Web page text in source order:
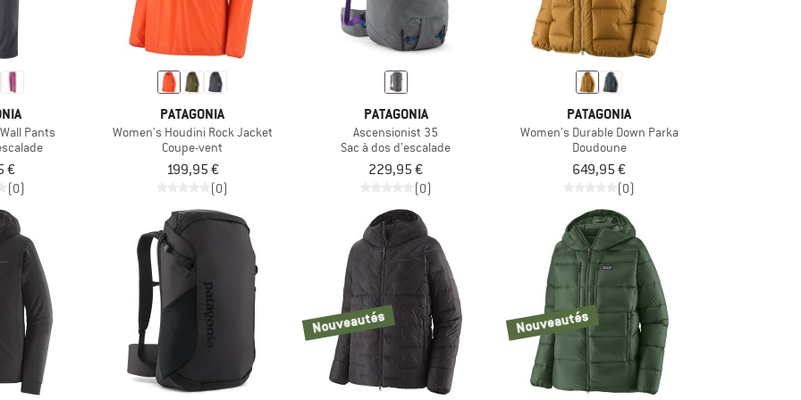
Pants
€
(0)
PATAGONIA
Women's Houdini Rock Jacket
Coupe-vent
199,95 €
(0)
PATAGONIA
Ascensionist 35
Sac à dos d'escalade
229,95 €
(0)
PATAGONIA
Women's Durable Down Parka
Doudoune
649,95 €
(0)
Nouveautés Nouveautés